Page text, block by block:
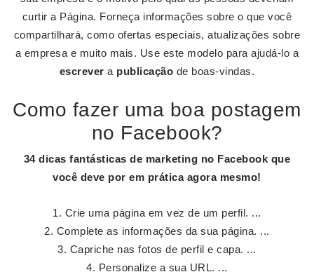
curtir a Página. Forneça informações sobre o que você
compartilhará, como ofertas especiais, atualizações sobre
a empresa e muito mais. Use este modelo para ajudá-lo a
escrever a publicação de boas-vindas.
Como fazer uma boa postagem
no Facebook?
34 dicas fantásticas de marketing no Facebook que
você deve por em prática agora mesmo!
Crie uma página em vez de um perfil. ...
Complete as informações da sua página. ...
Capriche nas fotos de perfil e capa. ...
Personalize a sua URL. ...